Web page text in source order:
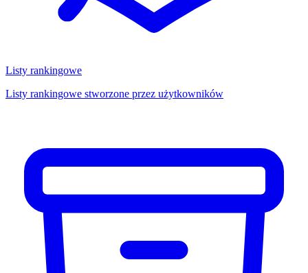
Listy rankingowe
Listy rankingowe stworzone przez użytkowników